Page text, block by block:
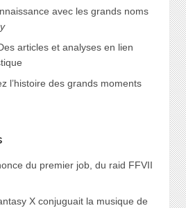
avec les grands noms
articles et analyses en lien
l’histoire des grands moments
du premier job, du raid FFVII
X conjuguait la musique de